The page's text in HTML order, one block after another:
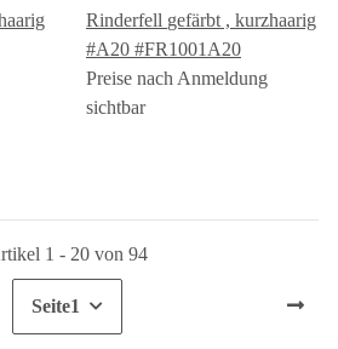
Rinderfell gefärbt , kurzhaarig
#A20 #FR1001A20
Preise nach Anmeldung
sichtbar
1 - 20 von 94
Seite1